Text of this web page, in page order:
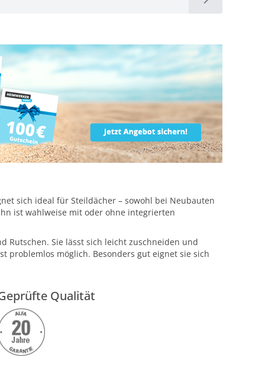
sich ideal für Steildächer – sowohl bei Neubauten
ist wahlweise mit oder ohne integrierten
Rutschen. Sie lässt sich leicht zuschneiden und
problemlos möglich. Besonders gut eignet sie sich
Qualität